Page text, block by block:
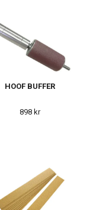
HOOF BUFFER
898 kr